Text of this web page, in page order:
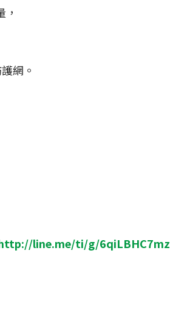
網。
line.me/ti/g/6qiLBHC7mz